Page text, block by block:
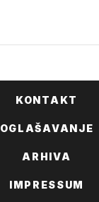
KONTAKT
OGLAŠAVANJE
ARHIVA
IMPRESSUM